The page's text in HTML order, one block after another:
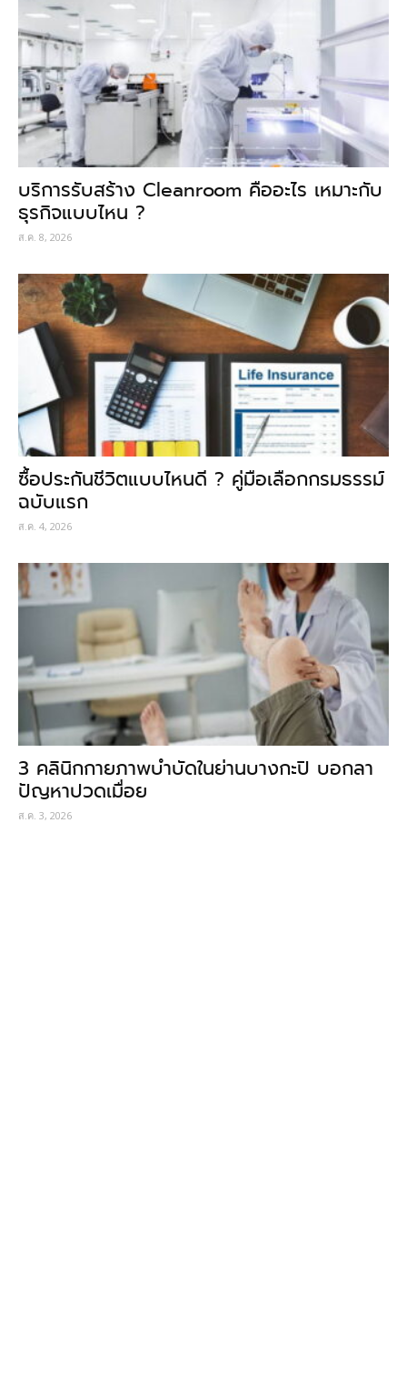
บริการรับสร้าง Cleanroom คืออะไร เหมาะกับ
ธุรกิจแบบไหน ?
ส.ค. 8, 2026
ซื้อประกันชีวิตแบบไหนดี ? คู่มือเลือกกรมธรรม์
ฉบับแรก
ส.ค. 4, 2026
3 คลินิกกายภาพบำบัดในย่านบางกะปิ บอกลา
ปัญหาปวดเมื่อย
ส.ค. 3, 2026